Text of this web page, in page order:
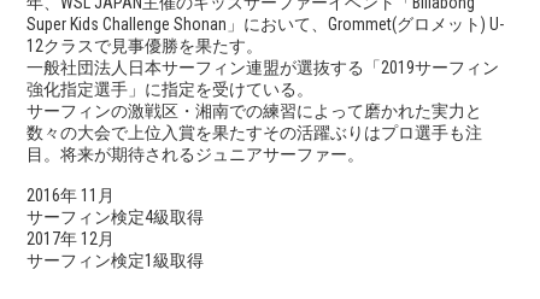
Super Kids Challenge Shonan」において、Grommet(グロメット) U-
12クラスで見事優勝を果たす。
一般社団法人日本サーフィン連盟が選抜する「2019サーフィン
強化指定選手」に指定を受けている。
サーフィンの激戦区・湘南での練習によって磨かれた実力と
数々の大会で上位入賞を果たすその活躍ぶりはプロ選手も注
目。将来が期待されるジュニアサーファー。
2016年 11月
サーフィン検定4級取得
2017年 12月
サーフィン検定1級取得